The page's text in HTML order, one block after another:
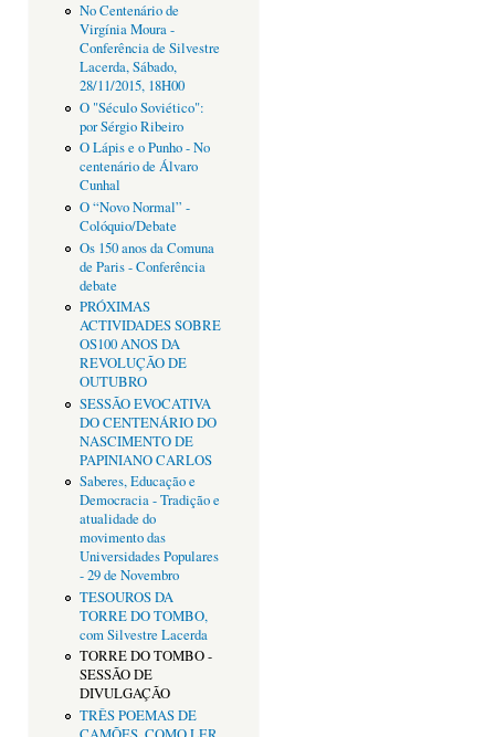
No Centenário de
Virgínia Moura -
Conferência de Silvestre
Lacerda, Sábado,
28/11/2015, 18H00
O "Século Soviético":
por Sérgio Ribeiro
O Lápis e o Punho - No
centenário de Álvaro
Cunhal
O “Novo Normal” -
Colóquio/Debate
Os 150 anos da Comuna
de Paris - Conferência
debate
PRÓXIMAS
ACTIVIDADES SOBRE
OS100 ANOS DA
REVOLUÇÃO DE
OUTUBRO
SESSÃO EVOCATIVA
DO CENTENÁRIO DO
NASCIMENTO DE
PAPINIANO CARLOS
Saberes, Educação e
Democracia - Tradição e
atualidade do
movimento das
Universidades Populares
- 29 de Novembro
TESOUROS DA
TORRE DO TOMBO,
com Silvestre Lacerda
TORRE DO TOMBO -
SESSÃO DE
DIVULGAÇÃO
TRÊS POEMAS DE